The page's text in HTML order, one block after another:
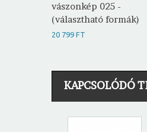
vászonkép 025 -
(választható formák)
20 799 FT
KAPCSOLÓDÓ